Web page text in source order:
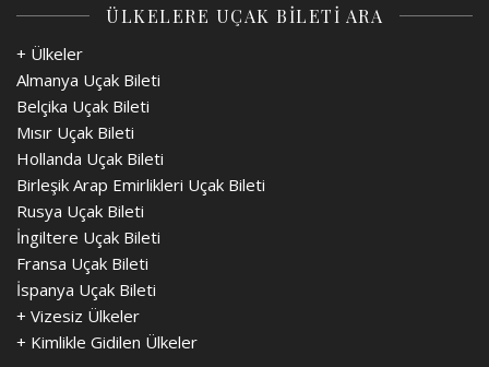
ÜLKELERE UÇAK BİLETİ ARA
+ Ülkeler
Almanya Uçak Bileti
Belçika Uçak Bileti
Mısır Uçak Bileti
Hollanda Uçak Bileti
Birleşik Arap Emirlikleri Uçak Bileti
Rusya Uçak Bileti
İngiltere Uçak Bileti
Fransa Uçak Bileti
İspanya Uçak Bileti
+ Vizesiz Ülkeler
+ Kimlikle Gidilen Ülkeler